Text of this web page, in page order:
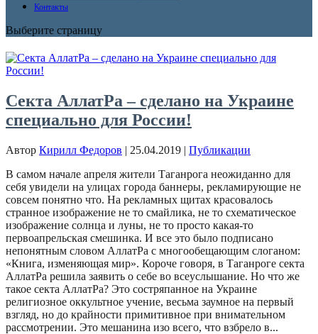
Контакты
Выберите страницу
Секта АллатРа – сделано на Украине
специально для России!
Автор Кирилл Федоров | 25.04.2019 | Публикации
В самом начале апреля жители Таганрога неожиданно для
себя увидели на улицах города баннеры, рекламирующие не
совсем понятно что. На рекламных щитах красовалось
странное изображение не то смайлика, не то схематическое
изображение солнца и луны, не то просто какая-то
первоапрельская смешинка. И все это было подписано
непонятным словом АллатРа с многообещающим слоганом:
«Книга, изменяющая мир». Короче говоря, в Таганроге секта
АллатРа решила заявить о себе во всеуслышание. Но что же
такое секта АллатРа? Это состряпанное на Украине
религиозное оккультное учение, весьма заумное на первый
взгляд, но до крайности примитивное при внимательном
рассмотрении. Это мешанина изо всего, что взбрело в...